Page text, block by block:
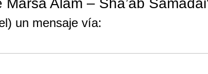
Alam – Sha’ab
un mensaje vía: